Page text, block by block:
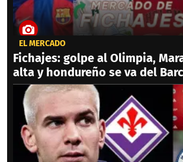
EL MERCADO
Fichajes: golpe al Olimpia,
alta y hondureño se va del